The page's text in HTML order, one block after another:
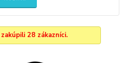
28 zákazníci.